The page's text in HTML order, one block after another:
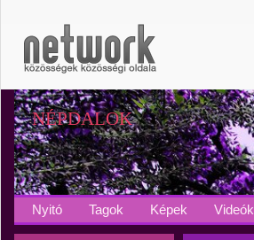
NÉPDALOK
Nyitó Tagok Képek Videók